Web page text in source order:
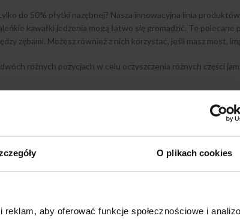
O plikach cookies
aby oferować funkcje społecznościowe i
do 50% płytki nazębnej? Nasza innowacyjna linia
kawałki jedzenia mogą łatwo się gromadzić. Te
zębami. Możesz również z nich korzystać, jeśli masz most,
różnych pozycjach w celu oczyszczenia różnych części